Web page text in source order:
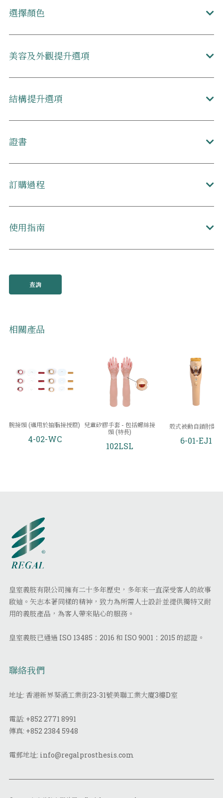
選擇顏色
美容及外觀提升選項
結構提升選項
證書
訂購過程
使用指南
查詢
相關產品
腕接頭 (適用於抽脂接授腔)
4-02-WC
兒童矽膠手套 - 包括螺絲接
頭 (特長)
102LSL
殼式被動自鎖肘關節
6-01-EJ1
皇室義肢有限公司擁有二十多年歷史，多年來一直深受客人的故事
啟迪。矢志本著同樣的精神，致力為所需人士設計並提供獨特又耐
用的義肢產品，為客人帶來貼心的服務。
皇室義肢已通過 ISO 13485：2016 和 ISO 9001：2015 的認證。
聯絡我們
地址: 香港新界葵涌工業街23-31號美聯工業大廈3樓D室
電話: +852 2771 8991
傳真: +852 2384 5948
電郵地址: info@regalprosthesis.com